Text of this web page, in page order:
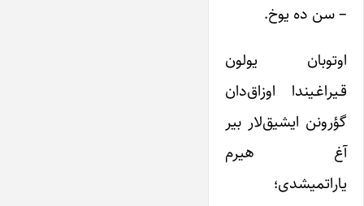
– سن ده یوخ.
اوتوبان یولون
قـیراغـیندا اوزاق‌دان
گؤرونن ایشیق‌لار بیر
آغ هیرم
یاراتمیشدی؛